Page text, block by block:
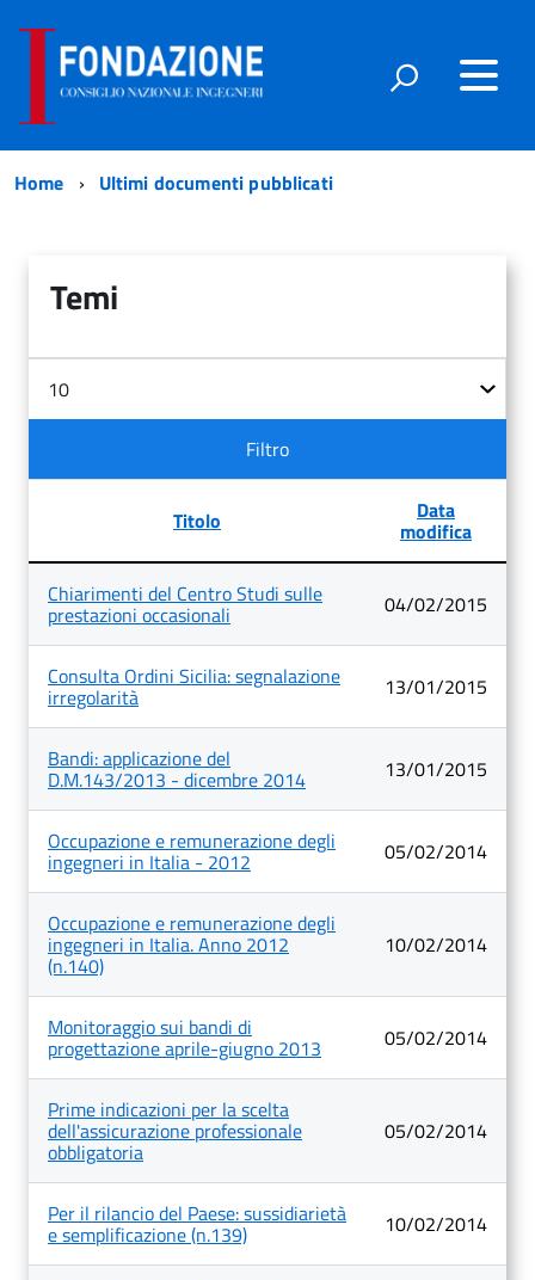
Home Ultimi documenti pubblicati
Temi
Filtri
Filtro
degli
articoli
nella
Temi
Titolo Data
modifica
Chiarimenti del Centro Studi sulle
prestazioni occasionali 04/02/2015
Consulta Ordini Sicilia: segnalazione
irregolarità 13/01/2015
Bandi: applicazione del
D.M.143/2013 - dicembre 2014 13/01/2015
Occupazione e remunerazione degli
ingegneri in Italia - 2012 05/02/2014
Occupazione e remunerazione degli
ingegneri in Italia. Anno 2012
(n.140)
10/02/2014
Monitoraggio sui bandi di
progettazione aprile-giugno 2013 05/02/2014
Prime indicazioni per la scelta
dell'assicurazione professionale
obbligatoria
05/02/2014
Per il rilancio del Paese: sussidiarietà
e semplificazione (n.139) 10/02/2014